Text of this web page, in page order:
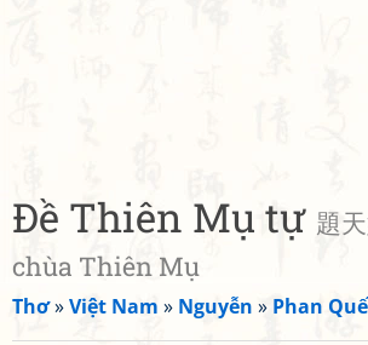
Đề Thiên Mụ tự 題
chùa Thiên Mụ
Thơ»Việt Nam » Nguyễn » Phan Quế